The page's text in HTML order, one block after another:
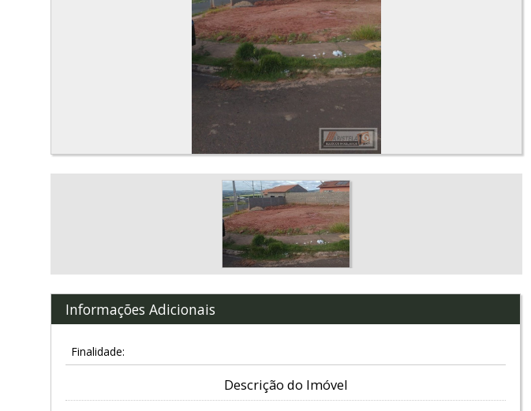
Informações Adicionais
Finalidade:
Descrição do Imóvel